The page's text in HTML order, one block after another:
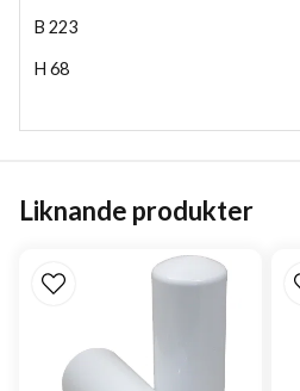
B 223
H 68
Liknande produkter